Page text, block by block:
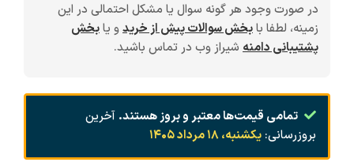
در صورت وجود هر گونه سوال یا مشکل احتمالی در این
زمینه، لطفا بابخش سوالات پیش از خریدو یابخش
پشتیبانی دامنه شیراز وب در تماس باشید.
تمامی قیمت‌ها معتبر و بروز هستند. آخرین
بروزرسانی: یکشنبه، ۱۸ مرداد ۱۴۰۵